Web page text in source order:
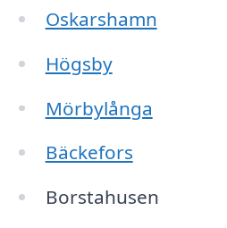
Oskarshamn
Högsby
Mörbylånga
Bäckefors
Borstahusen